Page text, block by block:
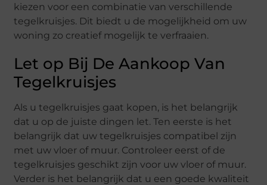
kiezen voor een combinatie van verschillende
tegelkruisjes. Dit biedt u de mogelijkheid om uw
woning zo creatief mogelijk te verfraaien.
Let op Bij De Aankoop Van
Tegelkruisjes
Als u tegelkruisjes gaat kopen, is het belangrijk
dat u op de juiste dingen let. Ten eerste is het
belangrijk dat uw tegelkruisjes compatibel zijn
met uw vloer of muur. Controleer eerst of de
tegelkruisjes geschikt zijn voor uw vloer of muur.
Verder is het belangrijk dat u een goede kwaliteit